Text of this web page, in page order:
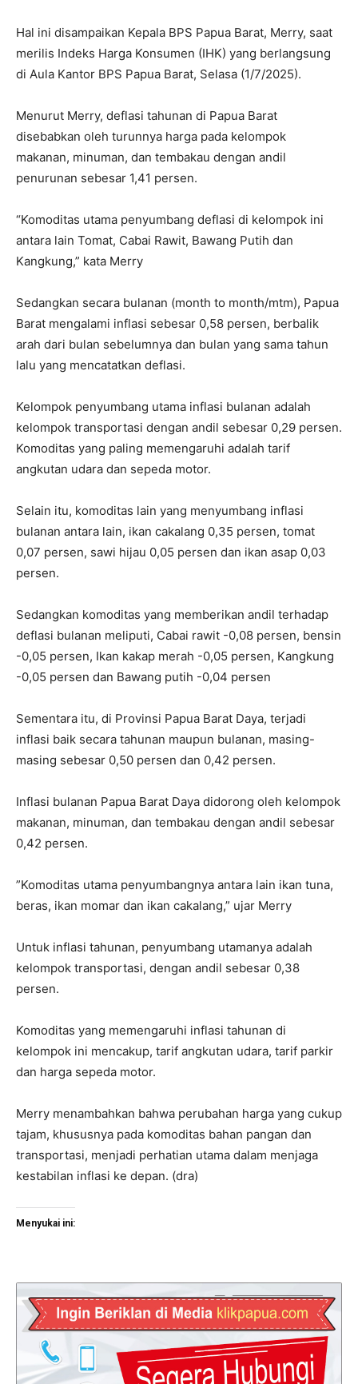
Hal ini disampaikan Kepala BPS Papua Barat, Merry, saat
merilis Indeks Harga Konsumen (IHK) yang berlangsung
di Aula Kantor BPS Papua Barat, Selasa (1/7/2025).
Menurut Merry, deflasi tahunan di Papua Barat
disebabkan oleh turunnya harga pada kelompok
makanan, minuman, dan tembakau dengan andil
penurunan sebesar 1,41 persen.
“Komoditas utama penyumbang deflasi di kelompok ini
antara lain Tomat, Cabai Rawit, Bawang Putih dan
Kangkung,” kata Merry
Sedangkan secara bulanan (month to month/mtm), Papua
Barat mengalami inflasi sebesar 0,58 persen, berbalik
arah dari bulan sebelumnya dan bulan yang sama tahun
lalu yang mencatatkan deflasi.
Kelompok penyumbang utama inflasi bulanan adalah
kelompok transportasi dengan andil sebesar 0,29 persen.
Komoditas yang paling memengaruhi adalah tarif
angkutan udara dan sepeda motor.
Selain itu, komoditas lain yang menyumbang inflasi
bulanan antara lain, ikan cakalang 0,35 persen, tomat
0,07 persen, sawi hijau 0,05 persen dan ikan asap 0,03
persen.
Sedangkan komoditas yang memberikan andil terhadap
deflasi bulanan meliputi, Cabai rawit -0,08 persen, bensin
-0,05 persen, Ikan kakap merah -0,05 persen, Kangkung
-0,05 persen dan Bawang putih -0,04 persen
Sementara itu, di Provinsi Papua Barat Daya, terjadi
inflasi baik secara tahunan maupun bulanan, masing-
masing sebesar 0,50 persen dan 0,42 persen.
Inflasi bulanan Papua Barat Daya didorong oleh kelompok
makanan, minuman, dan tembakau dengan andil sebesar
0,42 persen.
”Komoditas utama penyumbangnya antara lain ikan tuna,
beras, ikan momar dan ikan cakalang,” ujar Merry
Untuk inflasi tahunan, penyumbang utamanya adalah
kelompok transportasi, dengan andil sebesar 0,38
persen.
Komoditas yang memengaruhi inflasi tahunan di
kelompok ini mencakup, tarif angkutan udara, tarif parkir
dan harga sepeda motor.
Merry menambahkan bahwa perubahan harga yang cukup
tajam, khususnya pada komoditas bahan pangan dan
transportasi, menjadi perhatian utama dalam menjaga
kestabilan inflasi ke depan. (dra)
Menyukai ini: